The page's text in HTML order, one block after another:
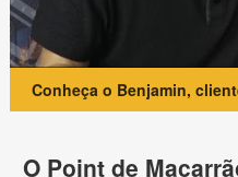
Conheça o Benjamin,
O Point de